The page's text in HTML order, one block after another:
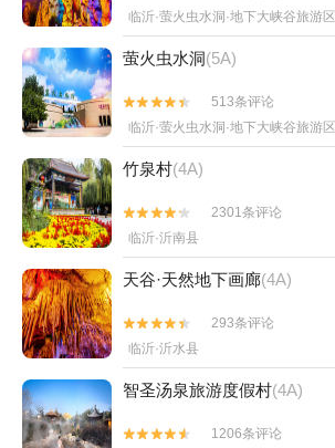
临沂·萤火虫水洞·地下大峡谷旅游区
萤火虫水洞(5A)


513条评论
临沂·萤火虫水洞·地下大峡谷旅游区
竹泉村(4A)


2301条评论
临沂·沂南县
天谷·天然地下画廊(4A)


293条评论
临沂·沂水县
智圣汤泉旅游度假村(4A)

 1206条评论